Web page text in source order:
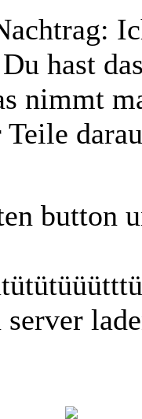
hast
nimmt
button